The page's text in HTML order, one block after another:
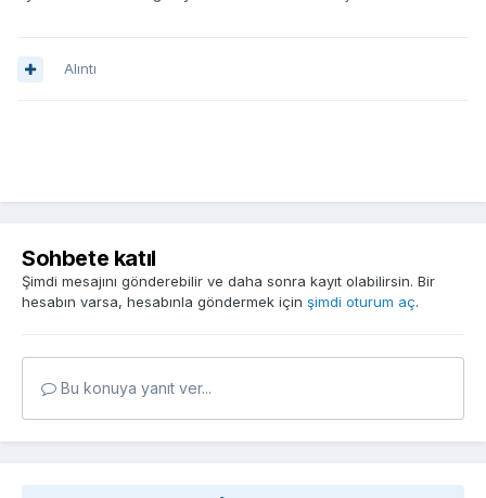
Alıntı
Sohbete katıl
Şimdi mesajını gönderebilir ve daha sonra kayıt olabilirsin. Bir
hesabın varsa, hesabınla göndermek için şimdi oturum aç.
Bu konuya yanıt ver...